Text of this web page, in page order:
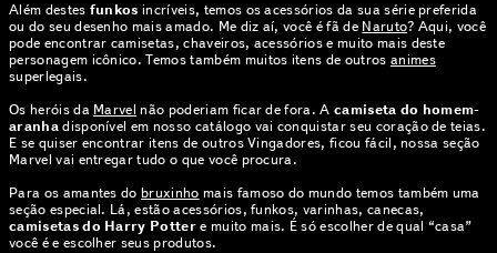
Além destes funkos incríveis, temos os acessórios da sua série preferida
ou do seu desenho mais amado. Me diz aí, você é fã de Naruto? Aqui, você
pode encontrar camisetas, chaveiros, acessórios e muito mais deste
personagem icônico. Temos também muitos itens de outros animes
superlegais.
Os heróis da Marvel não poderiam ficar de fora. Acamiseta do homem-
aranhadisponível em nosso catálogo vai conquistar seu coração de teias.
E se quiser encontrar itens de outros Vingadores, ficou fácil, nossa seção
Marvel vai entregar tudo o que você procura.
Para os amantes dobruxinho mais famoso do mundo temos também uma
seção especial. Lá, estão acessórios, funkos, varinhas, canecas,
camisetas do Harry Potter e muito mais. É só escolher de qual “casa”
você é e escolher seus produtos.